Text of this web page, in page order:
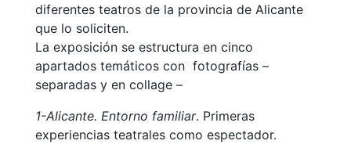
diferentes teatros de la provincia de Alicante
que lo soliciten.
La exposición se estructura en cinco
apartados temáticos con fotografías –
separadas y en collage –
1-Alicante. Entorno familiar. Primeras
experiencias teatrales como espectador.